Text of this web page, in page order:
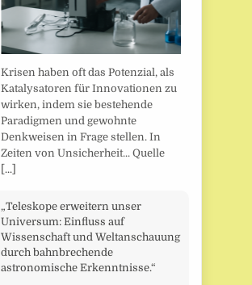
Krisen haben oft das Potenzial, als
Katalysatoren für Innovationen zu
wirken, indem sie bestehende
Paradigmen und gewohnte
Denkweisen in Frage stellen. In
Zeiten von Unsicherheit... Quelle
[...]
„Teleskope erweitern unser
Universum: Einfluss auf
Wissenschaft und Weltanschauung
durch bahnbrechende
astronomische Erkenntnisse.“